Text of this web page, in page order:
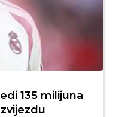
135 milijuna